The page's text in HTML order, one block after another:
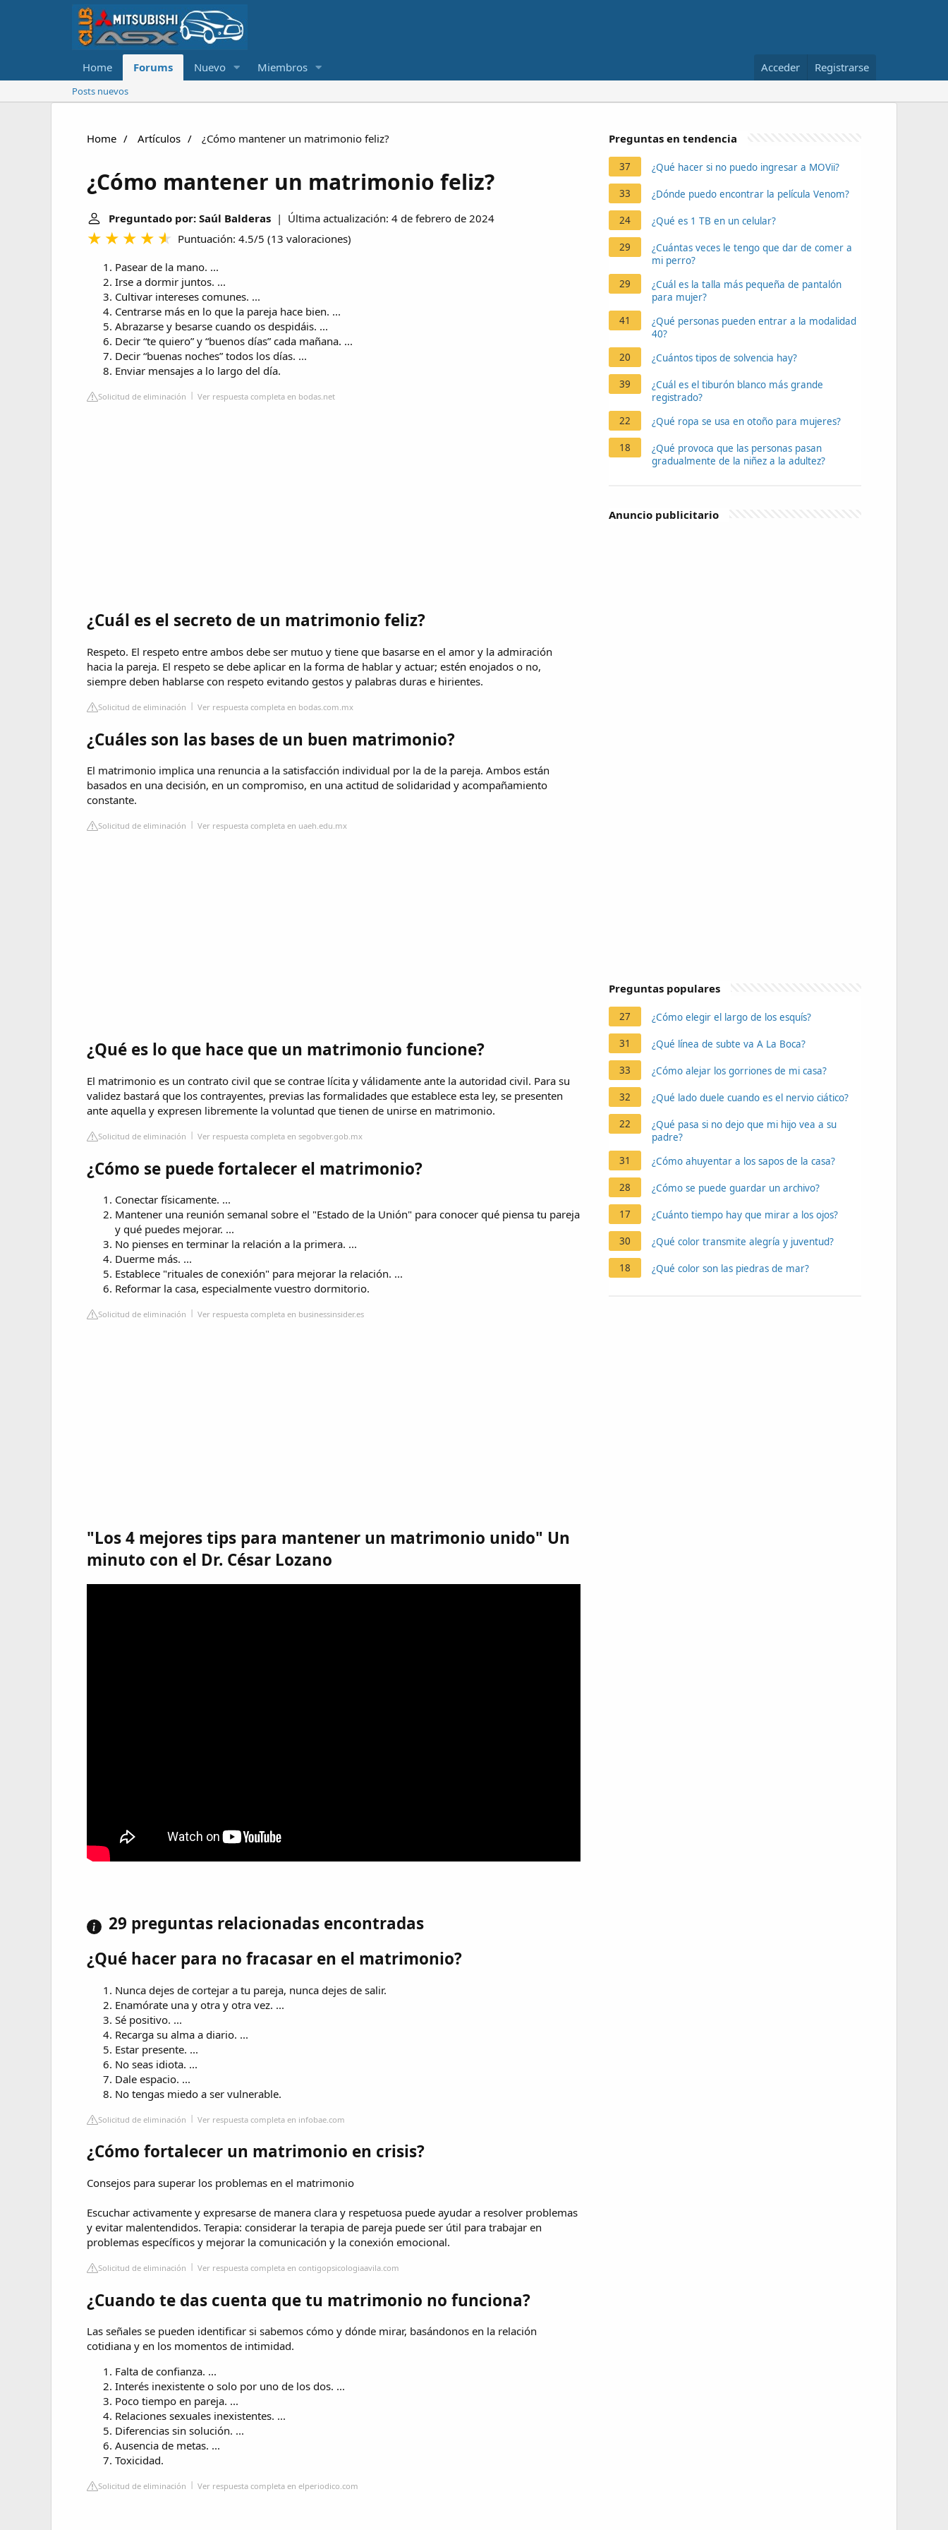
Home Forums Nuevo Miembros Acceder Registrarse
Posts nuevos
Home Artículos ¿Cómo mantener un matrimonio feliz?
¿Cómo mantener un matrimonio feliz?
Preguntado por: Saúl Balderas | Última actualización: 4 de febrero de 2024
Puntuación: 4.5/5 (13 valoraciones)
Pasear de la mano. ...
Irse a dormir juntos. ...
Cultivar intereses comunes. ...
Centrarse más en lo que la pareja hace bien. ...
Abrazarse y besarse cuando os despidáis. ...
Decir “te quiero” y “buenos días” cada mañana. ...
Decir “buenas noches” todos los días. ...
Enviar mensajes a lo largo del día.
Solicitud de eliminación Ver respuesta completa en bodas.net
¿Cuál es el secreto de un matrimonio feliz?
Respeto. El respeto entre ambos debe ser mutuo y tiene que basarse en el amor y la admiración
hacia la pareja. El respeto se debe aplicar en la forma de hablar y actuar; estén enojados o no,
siempre deben hablarse con respeto evitando gestos y palabras duras e hirientes.
Solicitud de eliminación Ver respuesta completa en bodas.com.mx
¿Cuáles son las bases de un buen matrimonio?
El matrimonio implica una renuncia a la satisfacción individual por la de la pareja. Ambos están
basados en una decisión, en un compromiso, en una actitud de solidaridad y acompañamiento
constante.
Solicitud de eliminación Ver respuesta completa en uaeh.edu.mx
¿Qué es lo que hace que un matrimonio funcione?
El matrimonio es un contrato civil que se contrae lícita y válidamente ante la autoridad civil. Para su
validez bastará que los contrayentes, previas las formalidades que establece esta ley, se presenten
ante aquella y expresen libremente la voluntad que tienen de unirse en matrimonio.
Solicitud de eliminación Ver respuesta completa en segobver.gob.mx
¿Cómo se puede fortalecer el matrimonio?
Conectar físicamente. ...
Mantener una reunión semanal sobre el "Estado de la Unión" para conocer qué piensa tu pareja
y qué puedes mejorar. ...
No pienses en terminar la relación a la primera. ...
Duerme más. ...
Establece "rituales de conexión" para mejorar la relación. ...
Reformar la casa, especialmente vuestro dormitorio.
Solicitud de eliminación Ver respuesta completa en businessinsider.es
"Los 4 mejores tips para mantener un matrimonio unido" Un
minuto con el Dr. César Lozano
29 preguntas relacionadas encontradas
¿Qué hacer para no fracasar en el matrimonio?
Nunca dejes de cortejar a tu pareja, nunca dejes de salir.
Enamórate una y otra y otra vez. ...
Sé positivo. ...
Recarga su alma a diario. ...
Estar presente. ...
No seas idiota. ...
Dale espacio. ...
No tengas miedo a ser vulnerable.
Solicitud de eliminación Ver respuesta completa en infobae.com
¿Cómo fortalecer un matrimonio en crisis?
Consejos para superar los problemas en el matrimonio
Escuchar activamente y expresarse de manera clara y respetuosa puede ayudar a resolver problemas
y evitar malentendidos. Terapia: considerar la terapia de pareja puede ser útil para trabajar en
problemas específicos y mejorar la comunicación y la conexión emocional.
Solicitud de eliminación Ver respuesta completa en contigopsicologiaavila.com
¿Cuando te das cuenta que tu matrimonio no funciona?
Las señales se pueden identificar si sabemos cómo y dónde mirar, basándonos en la relación
cotidiana y en los momentos de intimidad.
Falta de confianza. ...
Interés inexistente o solo por uno de los dos. ...
Poco tiempo en pareja. ...
Relaciones sexuales inexistentes. ...
Diferencias sin solución. ...
Ausencia de metas. ...
Toxicidad.
Solicitud de eliminación Ver respuesta completa en elperiodico.com
Preguntas en tendencia
37 ¿Qué hacer si no puedo ingresar a MOVii?
33 ¿Dónde puedo encontrar la película Venom?
24 ¿Qué es 1 TB en un celular?
29
¿Cuántas veces le tengo que dar de comer a
mi perro?
29
¿Cuál es la talla más pequeña de pantalón
para mujer?
41
¿Qué personas pueden entrar a la modalidad
40?
20
¿Cuántos tipos de solvencia hay?
39
¿Cuál es el tiburón blanco más grande
registrado?
22
¿Qué ropa se usa en otoño para mujeres?
18
¿Qué provoca que las personas pasan
gradualmente de la niñez a la adultez?
Anuncio publicitario
Preguntas populares
27 ¿Cómo elegir el largo de los esquís?
31 ¿Qué línea de subte va A La Boca?
33 ¿Cómo alejar los gorriones de mi casa?
32 ¿Qué lado duele cuando es el nervio ciático?
22
¿Qué pasa si no dejo que mi hijo vea a su
padre?
31
¿Cómo ahuyentar a los sapos de la casa?
28 ¿Cómo se puede guardar un archivo?
17 ¿Cuánto tiempo hay que mirar a los ojos?
30 ¿Qué color transmite alegría y juventud?
18 ¿Qué color son las piedras de mar?